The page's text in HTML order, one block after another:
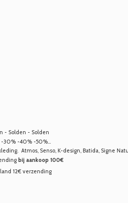
- Solden - Solden
30% -40% -50%...
Atmos, Senso, K-design, Batida, Signe
bij aankoop 100€
12€ verzending